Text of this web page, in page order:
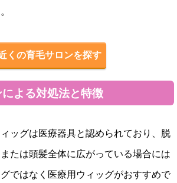
くの育毛サロンを探す
よる対処法と特徴
ッグは医療器具と認められており、脱
たは頭髪全体に広がっている場合には
ではなく医療用ウィッグがおすすめで